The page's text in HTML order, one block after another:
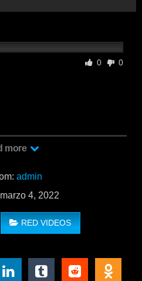
0 0
de Bilatinmen donde estos dos
mira este video exclusivo de
more
admin
4, 2022
RED VIDEOS